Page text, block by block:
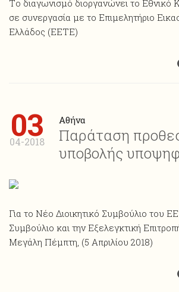
Tο διαγωνισμό διοργανώνει το Εθνικό
σε συνεργασία με το Επιμελητήριο
Ελλάδος (EETE)
03
04-2018
Αθήνα
Παράταση
υποβολής
Για το Νέο Διοικητικό Συμβούλιο του
Συμβούλιο και την Εξελεγκτική
Μεγάλη Πέμπτη, (5 Απριλίου 2018)